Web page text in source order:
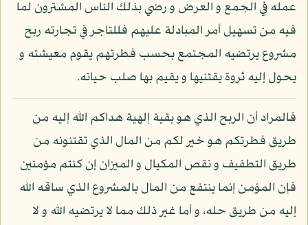
عمله في الجمع و العرض و رضي بذلك الناس المشترون لما
فيه من تسهيل أمر المبادلة عليهم فللتاجر في تجارته ربح
مشروع يرتضيه المجتمع بحسب فطرتهم يقوم معيشته و
يحول إليه ثروة يقتنيها و يقيم بها صلب حياته.
فالمراد أن الربح الذي هو بقية إلهية هداكم الله إليه من
طريق فطرتكم هو خير لكم من المال الذي تقتنونه من
طريق التطفيف و نقص المكيال و الميزان إن كنتم مؤمنين
فإن المؤمن إنما ينتفع من المال بالمشروع الذي ساقه الله
إليه من طريق حله، و أما غير ذلك مما لا يرتضيه الله و لا